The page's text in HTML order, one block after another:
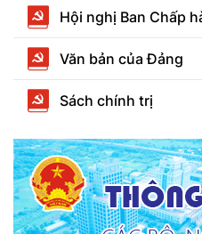
Hội nghị Ban Chấp
Văn bản của Đảng
Sách chính trị